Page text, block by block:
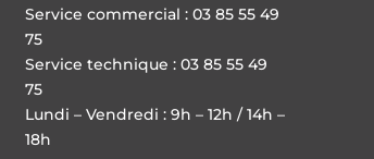
Service commercial : 03 85 55 49
75
Service technique : 03 85 55 49
75
Lundi – Vendredi : 9h – 12h / 14h –
18h